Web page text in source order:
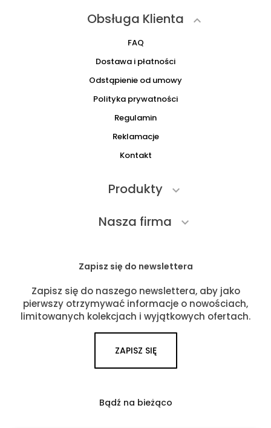
Obsługa Klienta 
FAQ
Dostawa i płatności
Odstąpienie od umowy
Polityka prywatności
Regulamin
Reklamacje
Kontakt
Produkty 
Nasza firma 
Zapisz się do newslettera
Zapisz się do naszego newslettera, aby jako
pierwszy otrzymywać informacje o nowościach,
limitowanych kolekcjach i wyjątkowych ofertach.
ZAPISZ SIĘ
Bądź na bieżąco